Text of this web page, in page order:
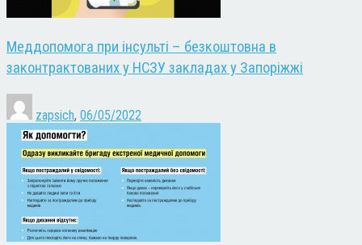
Меддопомога при інсульті – безкоштовна в
законтрактованих у НСЗУ закладах у Запоріжжі
zapsich, 06/05/2022